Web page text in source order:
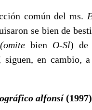
común del ms.
se bien de
(omite bien O-Sl) de
siguen, en cambio, a
alfonsí(1997)